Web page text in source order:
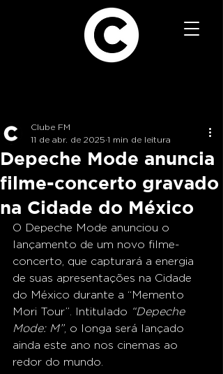
Depeche Mode anuncia
filme-concerto gravado
na Cidade do México
Clube FM
11 de abr. de 2025 1 min de leitura
O Depeche Mode anunciou o
lançamento de um novo filme-
concerto, que capturará a energia
de suas apresentações na Cidade
do México durante a “Memento
Mori Tour”. Intitulado “Depeche
Mode: M”, o longa será lançado
ainda este ano nos cinemas ao
redor do mundo.